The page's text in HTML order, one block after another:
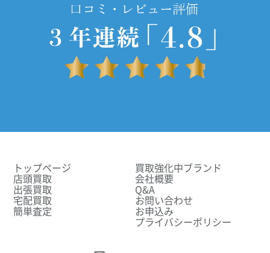
トップページ
店頭買取
出張買取
宅配買取
簡単査定
買取強化中ブランド
会社概要
Q&A
お問い合わせ
お申込み
プライバシーポリシー